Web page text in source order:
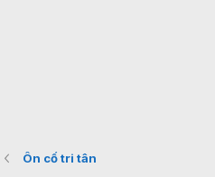
Ôn cố tri tân